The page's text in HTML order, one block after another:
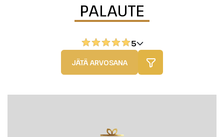
PALAUTE
5
JÄTÄ ARVOSANA